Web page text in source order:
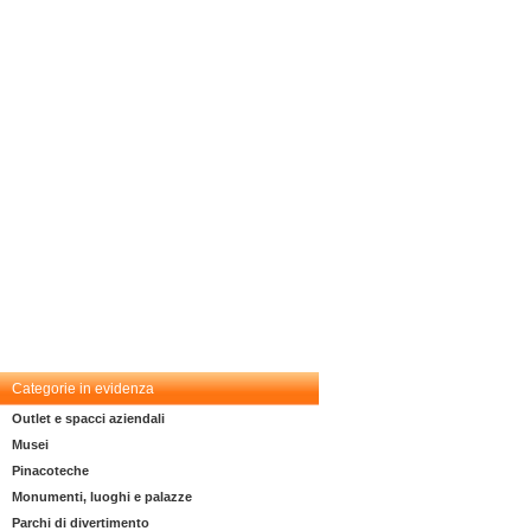
Categorie in evidenza
Outlet e spacci aziendali
Musei
Pinacoteche
Monumenti, luoghi e palazze
Parchi di divertimento